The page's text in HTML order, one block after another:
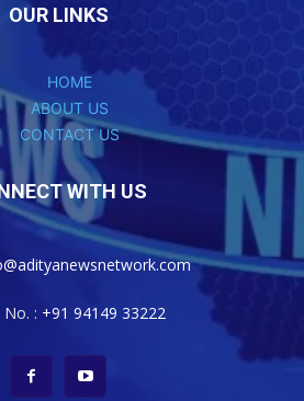
OUR LINKS
HOME
ABOUT US
CONTACT US
WITH US
: +91 94149 33222